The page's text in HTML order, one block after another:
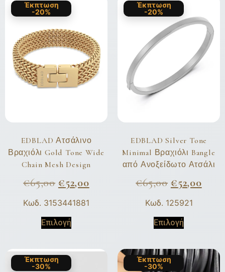
Έκπτωση
-20%
EDBLAD Ατσάλινο
Βραχιόλι Gold Tone Wide
Chain Mesh Design
€65,00 €52,00
Κωδ. 3153441881
Επιλογή
Έκπτωση
-20%
EDBLAD Silver Tone
Minimal Βραχιόλι Bangle
από Ανοξείδωτο Ατσάλι
€65,00 €52,00
Κωδ. 125921
Επιλογή
Έκπτωση
-30%
Έκπτωση
-30%